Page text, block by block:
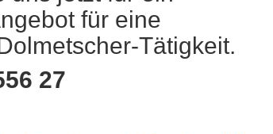
für eine
Tätigkeit.
27